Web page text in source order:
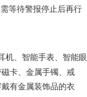
等待警报停止后再行
机、智能手表、智能眼
卡、金属手镯、戒
有金属装饰品的衣